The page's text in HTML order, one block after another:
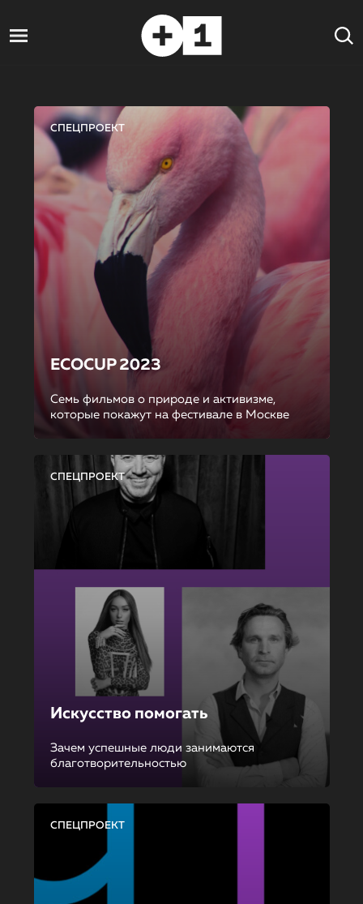
СПЕЦПРОЕКТ
ECOCUP 2023
Семь фильмов о природе и активизме,
которые покажут на фестивале в Москве
СПЕЦПРОЕКТ
Искусство помогать
Зачем успешные люди занимаются
благотворительностью
СПЕЦПРОЕКТ